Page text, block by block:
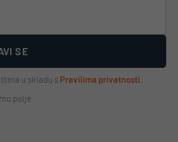
SE
u skladu s Pravilima privatnosti
polje